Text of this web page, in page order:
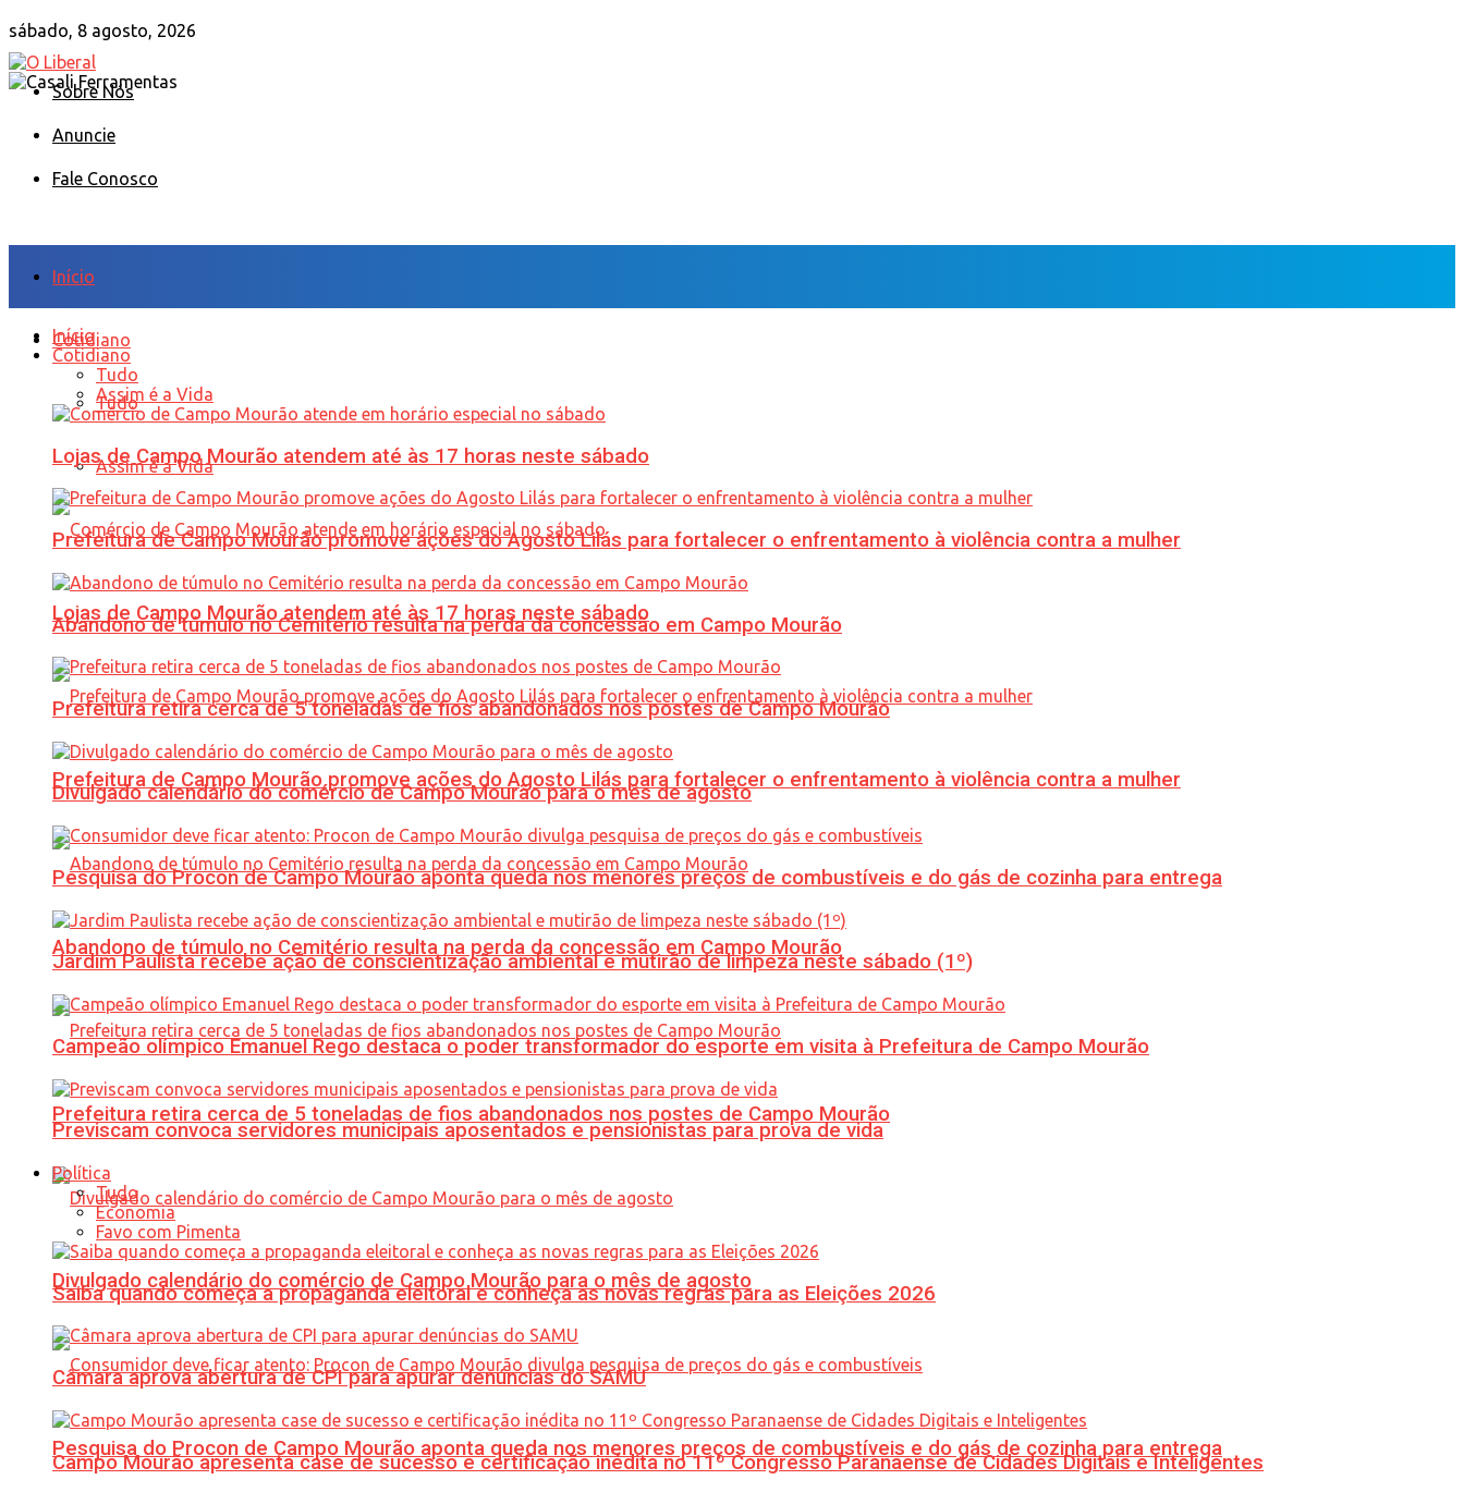
sábado, 8 agosto, 2026
Sobre Nós
Anuncie
Fale Conosco
Início
Cotidiano
Tudo
Assim é a Vida
Lojas de Campo Mourão atendem até às 17 horas neste sábado
Prefeitura de Campo Mourão promove ações do Agosto Lilás para fortalecer o enfrentamento à violência contra a mulher
Abandono de túmulo no Cemitério resulta na perda da concessão em Campo Mourão
Prefeitura retira cerca de 5 toneladas de fios abandonados nos postes de Campo Mourão
Divulgado calendário do comércio de Campo Mourão para o mês de agosto
Pesquisa do Procon de Campo Mourão aponta queda nos menores preços de combustíveis e do gás de cozinha para entrega
Início
Cotidiano
Tudo
Assim é a Vida
Lojas de Campo Mourão atendem até às 17 horas neste sábado
Prefeitura de Campo Mourão promove ações do Agosto Lilás para fortalecer o enfrentamento à violência contra a mulher
Abandono de túmulo no Cemitério resulta na perda da concessão em Campo Mourão
Prefeitura retira cerca de 5 toneladas de fios abandonados nos postes de Campo Mourão
Divulgado calendário do comércio de Campo Mourão para o mês de agosto
Pesquisa do Procon de Campo Mourão aponta queda nos menores preços de combustíveis e do gás de cozinha para entrega
Jardim Paulista recebe ação de conscientização ambiental e mutirão de limpeza neste sábado (1º)
Campeão olímpico Emanuel Rego destaca o poder transformador do esporte em visita à Prefeitura de Campo Mourão
Previscam convoca servidores municipais aposentados e pensionistas para prova de vida
Política
Tudo
Economia
Favo com Pimenta
Saiba quando começa a propaganda eleitoral e conheça as novas regras para as Eleições 2026
Câmara aprova abertura de CPI para apurar denúncias do SAMU
Campo Mourão apresenta case de sucesso e certificação inédita no 11º Congresso Paranaense de Cidades Digitais e Inteligentes